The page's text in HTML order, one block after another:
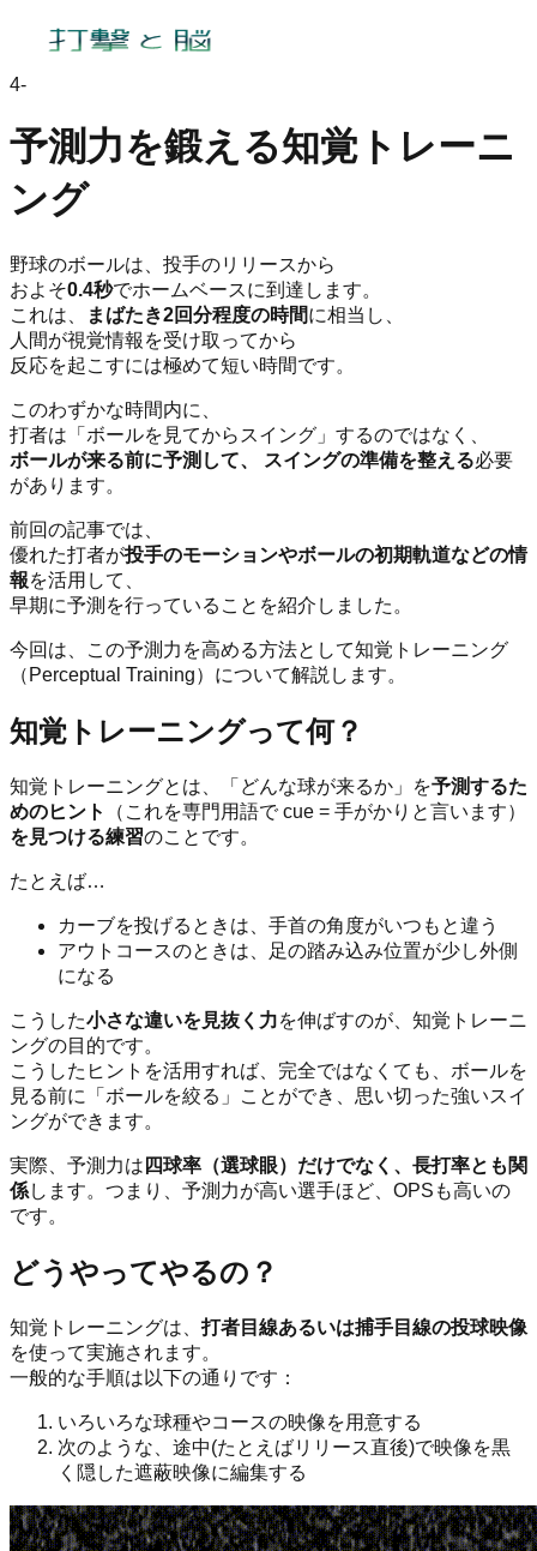
4-
予測力を鍛える知覚トレーニ
ング
野球のボールは、投手のリリースから
およそ0.4秒でホームベースに到達します。
これは、
まばたき2回分程度の時間に相当し、
人間が視覚情報を受け取ってから
反応を起こすには極めて短い時間です。
このわずかな時間内に、
打者は「ボールを見てからスイング」するのではなく、
ボールが来る前に予測して、 スイングの準備を整える必要
があります。
前回の記事では、
優れた打者が投手のモーションやボールの初期軌道などの情
報を活用して、
早期に予測を行っていることを紹介しました。
今回は、この予測力を高める方法として知覚トレーニング
（Perceptual Training）について解説します。
知覚トレーニングって何？
知覚トレーニングとは、「どんな球が来るか」を予測するた
めのヒント
（これを専門用語で cue = 手がかりと言います）
を見つける練習のことです。
たとえば…
カーブを投げるときは、手首の角度がいつもと違う
アウトコースのときは、足の踏み込み位置が少し外側
になる
こうした小さな違いを見抜く力を伸ばすのが、知覚トレーニ
ングの目的です。
こうしたヒントを活用すれば、完全ではなくても、ボールを
見る前に「ボールを絞る」ことができ、思い切った強いスイ
ングができます。
実際、予測力は 四球率（選球眼）だけでなく、長打率とも関
係します。つまり、予測力が高い選手ほど、OPSも高いの
です。
どうやってやるの？
知覚トレーニングは、打者目線あるいは捕手目線の投球映像
を使って実施されます。
一般的な手順は以下の通りです：
いろいろな球種やコースの映像を用意する
次のような、途中(たとえばリリース直後)で映像を黒
く隠した遮蔽映像に編集する